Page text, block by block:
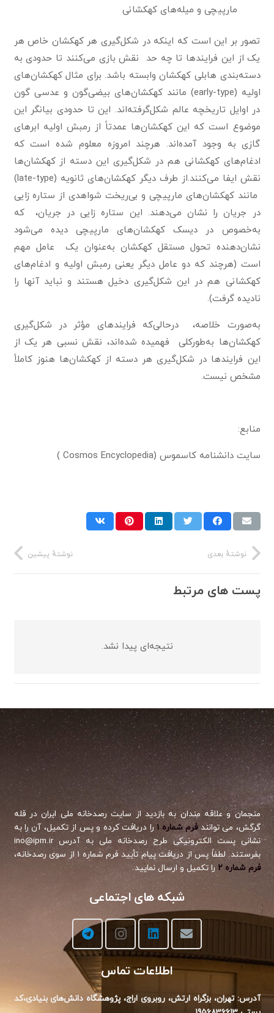
مارپیچی و میله‌های کهکشانی
تصور بر این است که اینکه در شکل‌گیری هر کهکشان خاص هر
یک از این فرایندها تا چه حد نقش بازی می‌کنند تا حدودی به
دسته‌بندی هابلی کهکشان وابسته باشد. برای مثال کهکشان‌های
اولیه (early-type) مانند کهکشان‌های بیضی‌گون و عدسی گون
در اوایل تاریخچه عالم شکل‌گرفته‌اند. این تا حدودی بیانگر این
موضوع است که این کهکشان‌ها عمدتاً از رمبش اولیه ابرهای
گازی به وجود آمده‌اند. هرچند امروزه معلوم شده است که
ادغام‌های کهکشانی هم در شکل‌گیری این دسته از کهکشان‌ها
نقش ایفا می‌کنند.از طرف دیگر کهکشان‌های ثانویه (late-type)
مانند کهکشان‌های مارپیچی و بی‌ریخت شواهدی از ستاره زایی
در جریان را نشان می‌دهند. این ستاره زایی در جریان، که
به‌خصوص در دیسک کهکشان‌های مارپیچی دیده می‌شود
نشان‌دهنده تحول مستقل کهکشان به‌عنوان یک عامل مهم
است (هرچند که دو عامل دیگر یعنی رمبش اولیه و ادغام‌های
کهکشانی هم در این شکل‌گیری دخیل هستند و نباید آنها را
نادیده گرفت).
به‌صورت خلاصه، درحالی‌که فرایندهای مؤثر در شکل‌گیری
کهکشان‌ها به‌طورکلی فهمیده شده‌اند، نقش نسبی هر یک از
این فرایندها در شکل‌گیری هر دسته از کهکشان‌ها هنوز کاملاً
مشخص نیست.
منابع:
سایت دانشنامه کاسموس (Cosmos Encyclopedia )
نوشتهٔ پیشین نوشتهٔ بعدی
پست های مرتبط
نتیجه‌ای پیدا نشد.
منجمان و علاقه مندان به بازدید از سایت رصدخانه ملی ایران در قله
گرگش، می توانندفرم شماره ۱
را دریافت کرده و پس از تکمیل، آن را به
نشانی پست الکترونیکی طرح رصدخانه ملی به آدرس ino@ipm.ir
بفرستند. لطفاً پس از دریافت پیام تأیید فرم شماره ۱ از سوی رصدخانه،
فرم شماره ۲
را تکمیل و ارسال نمایید.
شبکه های اجتماعی
اطلاعات تماس
آدرس: تهران، بزگراه ارتش، روبروی اراج،‌ پژوهشگاه دانش‌های بنیادی،‌کد